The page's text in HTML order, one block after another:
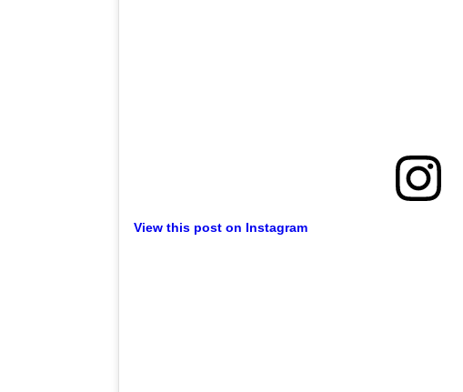
View this post on Instagram